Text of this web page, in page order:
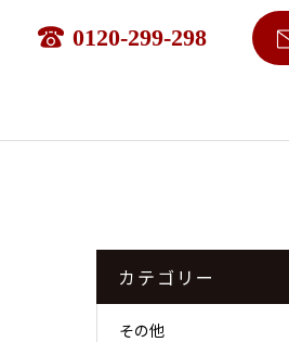
0120-299-298
カテゴリー
その他